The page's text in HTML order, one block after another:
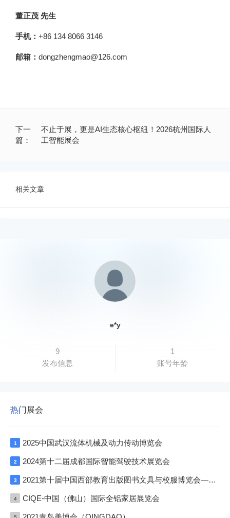
董正茂 先生
手机： +86 134 8066 3146
邮箱： dongzhengmao@126.com
下一
篇：
不止于展，更是AI生态核心枢纽！2026杭州国际人
工智能展会
相关文章
e*y
9
发布信息
1
账号年龄
热门展会
1 2025中国武汉流体机械及动力传动博览会
2 2024第十二届成都国际智能驾驶技术展览会
3 2021第十届中国西部教育出版图书文具与校服博览会—成渝双城展
4 CIQE-中国（佛山）国际全铝家居展览会